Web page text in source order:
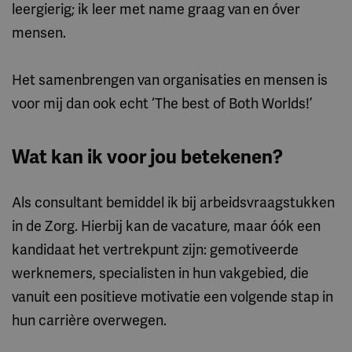
leergierig; ik leer met name graag van en óver
mensen.
Het samenbrengen van organisaties en mensen is
voor mij dan ook echt ‘The best of Both Worlds!’
Wat kan ik voor jou betekenen?
Als consultant bemiddel ik bij arbeidsvraagstukken
in de Zorg. Hierbij kan de vacature, maar óók een
kandidaat het vertrekpunt zijn: gemotiveerde
werknemers, specialisten in hun vakgebied, die
vanuit een positieve motivatie een volgende stap in
hun carrière overwegen.